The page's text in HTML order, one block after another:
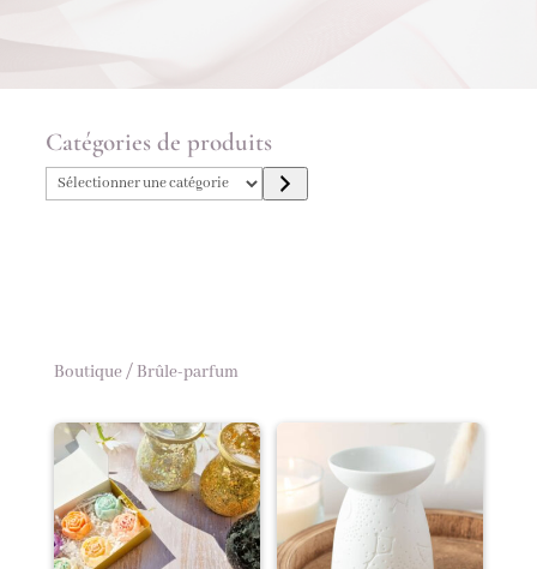
Catégories de produits
Sélectionner
une
Boutique/ Brûle-parfum